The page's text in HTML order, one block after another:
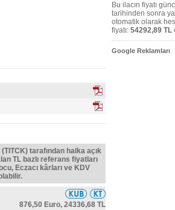
tarafından halka açık
TL bazlı referans fiyatları
Eczacı kârları ve KDV
876,50 Euro, 24336,68 TL
Bu ilacın fiyatı
tarihinden sonra
otomatik olarak
fiyatı: 54292,89 TL
Google Reklamları